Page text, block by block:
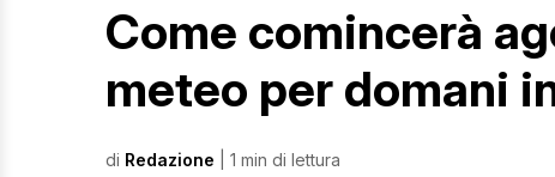
Come comincerà
meteo per domani
di Redazione | 1 min di lettura